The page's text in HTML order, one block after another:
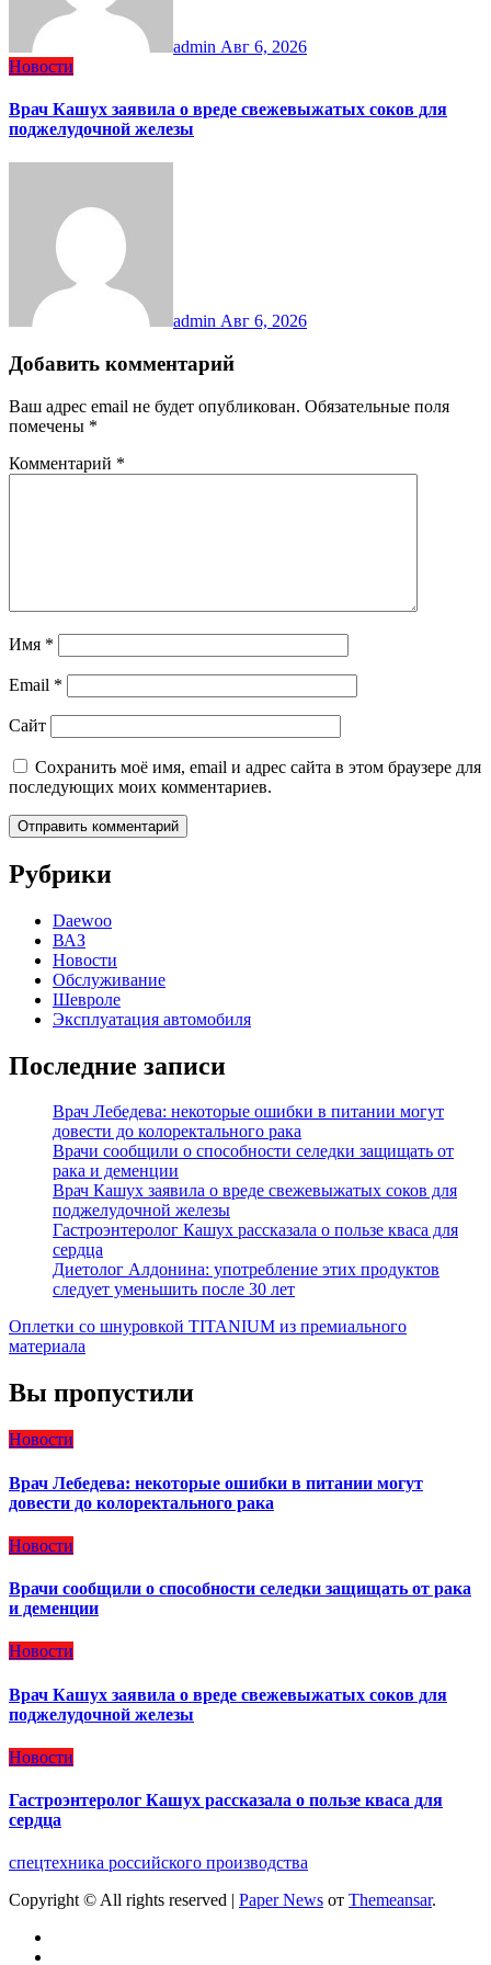
admin Авг 6, 2026
Новости
Врач Кашух заявила о вреде свежевыжатых соков для
поджелудочной железы
admin Авг 6, 2026
Добавить комментарий
Ваш адрес email не будет опубликован. Обязательные поля
помечены *
Комментарий *
Имя *
Email *
Сайт
Сохранить моё имя, email и адрес сайта в этом браузере для
последующих моих комментариев.
Рубрики
Daewoo
ВАЗ
Новости
Обслуживание
Шевроле
Эксплуатация автомобиля
Последние записи
Врач Лебедева: некоторые ошибки в питании могут
довести до колоректального рака
Врачи сообщили о способности селедки защищать от
рака и деменции
Врач Кашух заявила о вреде свежевыжатых соков для
поджелудочной железы
Гастроэнтеролог Кашух рассказала о пользе кваса для
сердца
Диетолог Алдонина: употребление этих продуктов
следует уменьшить после 30 лет
Оплетки со шнуровкой TITANIUM из премиального
материала
Вы пропустили
Новости
Врач Лебедева: некоторые ошибки в питании могут
довести до колоректального рака
Новости
Врачи сообщили о способности селедки защищать от рака
и деменции
Новости
Врач Кашух заявила о вреде свежевыжатых соков для
поджелудочной железы
Новости
Гастроэнтеролог Кашух рассказала о пользе кваса для
сердца
спецтехника российского производства
Copyright © All rights reserved | Paper News от Themeansar.